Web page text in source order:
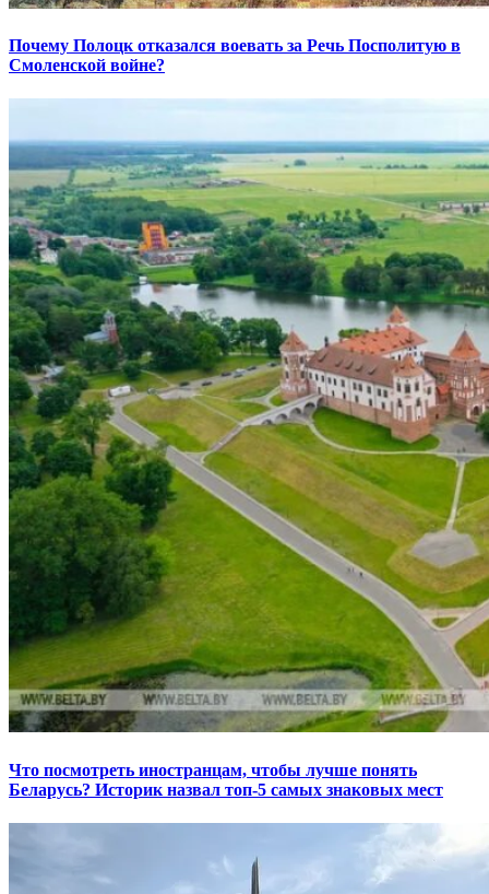
Почему Полоцк отказался воевать за Речь Посполитую в
Смоленской войне?
Что посмотреть иностранцам, чтобы лучше понять
Беларусь? Историк назвал топ-5 самых знаковых мест